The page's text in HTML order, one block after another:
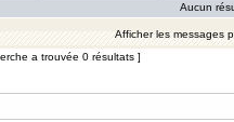
Aucun
Afficher les messages
a trouvée 0 résultats ]